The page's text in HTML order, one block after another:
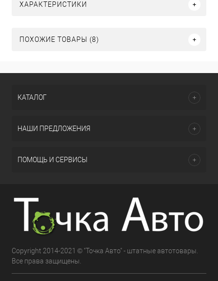
ХАРАКТЕРИСТИКИ
ПОХОЖИЕ ТОВАРЫ (8)
КАТАЛОГ
НАШИ ПРЕДЛОЖЕНИЯ
ПОМОЩЬ И СЕРВИСЫ
Copyright 2014-2021 © "Точка Авто" - штатные автотовары.
Все права защищены.